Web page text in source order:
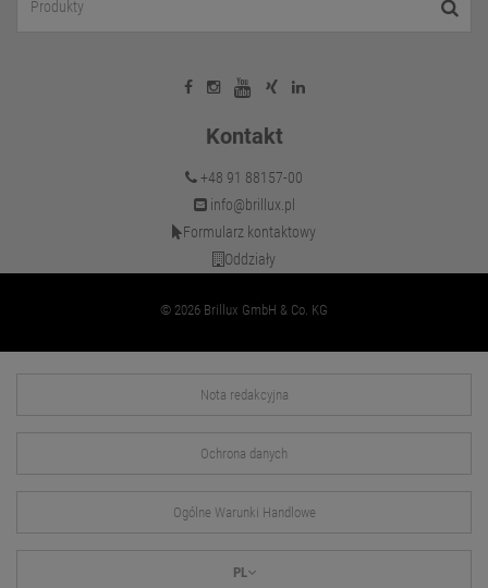
Kontakt
+48 91 88157-00
info@brillux.pl
Formularz kontaktowy
Oddziały
© 2026 Brillux GmbH & Co. KG
Nota redakcyjna
Ochrona danych
Ogólne Warunki Handlowe
PL